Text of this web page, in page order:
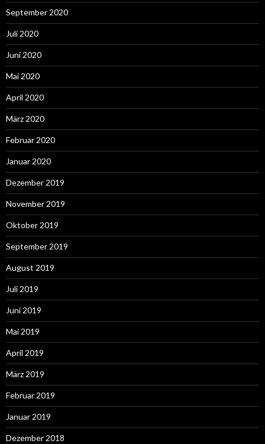
September 2020
Juli 2020
Juni 2020
Mai 2020
April 2020
März 2020
Februar 2020
Januar 2020
Dezember 2019
November 2019
Oktober 2019
September 2019
August 2019
Juli 2019
Juni 2019
Mai 2019
April 2019
März 2019
Februar 2019
Januar 2019
Dezember 2018